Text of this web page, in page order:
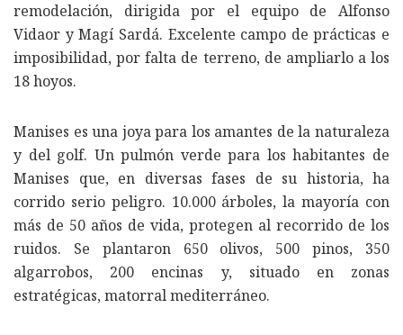
remodelación, dirigida por el equipo de Alfonso
Vidaor y Magí Sardá. Excelente campo de prácticas e
imposibilidad, por falta de terreno, de ampliarlo a los
18 hoyos.
Manises es una joya para los amantes de la naturaleza
y del golf. Un pulmón verde para los habitantes de
Manises que, en diversas fases de su historia, ha
corrido serio peligro. 10.000 árboles, la mayoría con
más de 50 años de vida, protegen al recorrido de los
ruidos. Se plantaron 650 olivos, 500 pinos, 350
algarrobos, 200 encinas y, situado en zonas
estratégicas, matorral mediterráneo.